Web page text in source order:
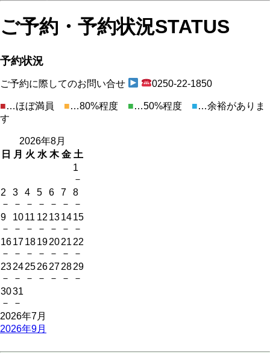
ご予約・予約状況STATUS
予約状況
ご予約に際してのお問い合せ 0250-22-1850
■…ほぼ満員 ■…80%程度 ■…50%程度 ■…余裕がありま
す
2026年8月
日
月 火 水 木 金 土
1
－
2
－
3
－
4
－
5
－
6
－
7
－
8
－
9
－
10
－
11
－
12
－
13
－
14
－
15
－
16
－
17
－
18
－
19
－
20
－
21
－
22
－
23
－
24
－
25
－
26
－
27
－
28
－
29
－
30
－
31
－
2026年7月
2026年9月